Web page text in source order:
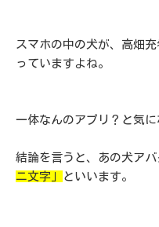
スマホの中の犬が、高畑
っていますよね。
一体なんのアプリ？と気に
結論を言うと、あの犬アバ
ニ文字」
といいます。